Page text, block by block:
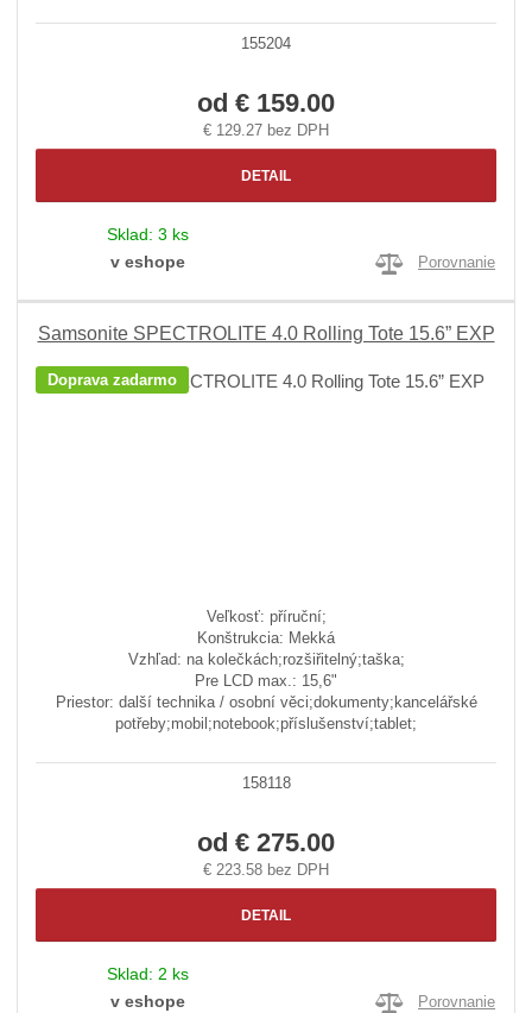
155204
od € 159.00
€ 129.27 bez DPH
DETAIL
Sklad: 3 ks
v eshope
Porovnanie
Samsonite SPECTROLITE 4.0 Rolling Tote 15.6” EXP
Doprava zadarmo
Veľkosť: příruční;
Konštrukcia: Mekká
Vzhľad: na kolečkách;rozšiřitelný;taška;
Pre LCD max.: 15,6"
Priestor: další technika / osobní věci;dokumenty;kancelářské
potřeby;mobil;notebook;příslušenství;tablet;
158118
od € 275.00
€ 223.58 bez DPH
DETAIL
Sklad: 2 ks
v eshope
Porovnanie